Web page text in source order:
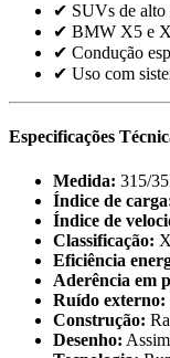
✔ SUVs de alto
✔ BMW X5 e
✔ Condução
✔ Uso com
Especificações
Medida: 315/
Índice de
Índice de
Classificação:
Eficiência
Aderência em
Ruído externo:
Construção:
Desenho: